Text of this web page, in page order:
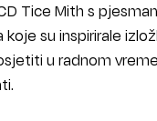
Tice Mith s
su inspirirale
u radnom